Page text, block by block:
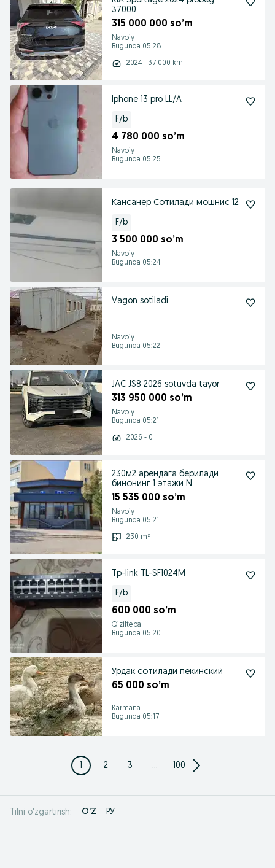
37000
315 000 000 so’m
Navoiy
Bugunda 05:28
2024 - 37 000 km
Iphone 13 pro LL/A
F/b
4 780 000 so’m
Navoiy
Bugunda 05:25
Кансанер Сотилади мошнис 12
F/b
3 500 000 so’m
Navoiy
Bugunda 05:24
Vagon sotiladi..
Navoiy
Bugunda 05:22
JAC JS8 2026 sotuvda tayor
313 950 000 so’m
Navoiy
Bugunda 05:21
2026 - 0
230м2 арендага берилади
бинонинг 1 этажи N
15 535 000 so’m
Navoiy
Bugunda 05:21
230 m²
Tp-link TL-SF1024M
F/b
600 000 so’m
Qiziltepa
Bugunda 05:20
Урдак сотилади пекинский
65 000 so’m
Karmana
Bugunda 05:17
1 2 3 ... 100
Tilni o'zgartirish: O'Z РУ